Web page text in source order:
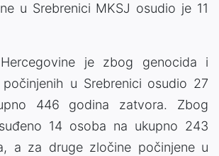
u Srebrenici MKSJ osudio je 11
je zbog genocida i
u Srebrenici osudio 27
446 godina zatvora. Zbog
14 osoba na ukupno 243
a za druge zločine počinjene u